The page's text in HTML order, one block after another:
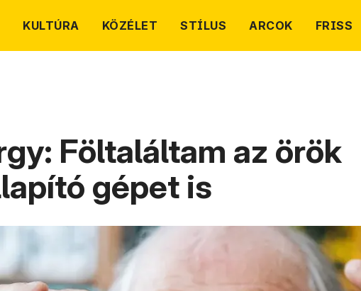
KULTÚRA KÖZÉLET STÍLUS ARCOK FRISS
Föltaláltam az örök
gépet is